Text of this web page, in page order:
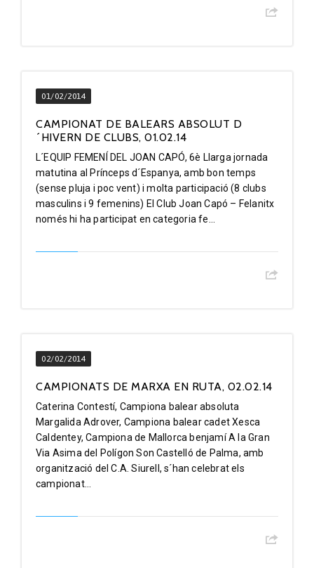
01/02/2014
CAMPIONAT DE BALEARS ABSOLUT D
´HIVERN DE CLUBS, 01.02.14
L´EQUIP FEMENÍ DEL JOAN CAPÓ, 6è Llarga jornada
matutina al Prínceps d´Espanya, amb bon temps
(sense pluja i poc vent) i molta participació (8 clubs
masculins i 9 femenins) El Club Joan Capó – Felanitx
només hi ha participat en categoria fe...
02/02/2014
CAMPIONATS DE MARXA EN RUTA, 02.02.14
Caterina Contestí, Campiona balear absoluta
Margalida Adrover, Campiona balear cadet Xesca
Caldentey, Campiona de Mallorca benjamí A la Gran
Via Asima del Polígon Son Castelló de Palma, amb
organització del C.A. Siurell, s´han celebrat els
campionat...